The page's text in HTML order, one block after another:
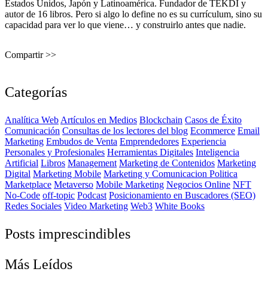
Estados Unidos, Japón y Latinoamérica. Fundador de TEKDI y
autor de 16 libros. Pero si algo lo define no es su currículum, sino su
capacidad para ver lo que viene… y construirlo antes que nadie.
Compartir >>
Categorías
Analítica Web Artículos en Medios Blockchain Casos de Éxito
Comunicación Consultas de los lectores del blog Ecommerce Email
Marketing Embudos de Venta Emprendedores Experiencia
Personales y Profesionales Herramientas Digitales Inteligencia
Artificial Libros Management Marketing de Contenidos Marketing
Digital Marketing Mobile Marketing y Comunicacion Politica
Marketplace Metaverso Mobile Marketing Negocios Online NFT
No-Code off-topic Podcast Posicionamiento en Buscadores (SEO)
Redes Sociales Video Marketing Web3 White Books
Posts imprescindibles
Más Leídos